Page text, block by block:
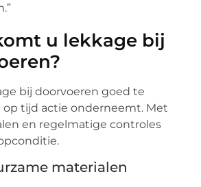
u lekkage bij
bij doorvoeren goed te
op tijd actie onderneemt. Met
en regelmatige controles
materialen